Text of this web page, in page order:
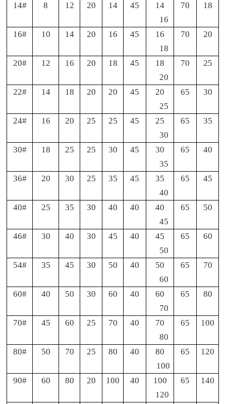
14# 8 12 20 14 45
14
16
70 18
16# 10 14 20 16 45
16
18
70 20
20# 12 16 20 18 45
18
20
70 25
22# 14 18 20 20 45
20
25
65 30
24# 16 20 25 25 45
25
30
65 35
30# 18 25 25 30 45
30
35
65 40
36# 20 30 25 35 45
35
40
65 45
40# 25 35 30 40 40
40
45
65 50
46# 30 40 30 45 40
45
50
65 60
54# 35 45 30 50 40
50
60
65 70
60# 40 50 30 60 40
60
70
65 80
70# 45 60 25 70 40
70
80
65 100
80# 50 70 25 80 40
80
100
65 120
90# 60 80 20 100 40
100
120
65 140